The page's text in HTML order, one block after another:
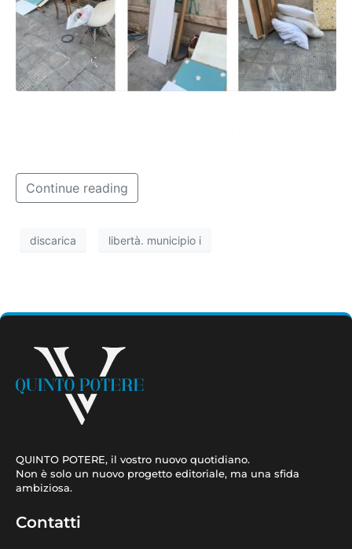
Continue reading
discarica libertà. municipio i
QUINTO POTERE, il vostro nuovo quotidiano.
Non è solo un nuovo progetto editoriale, ma una sfida
ambiziosa.
Contatti